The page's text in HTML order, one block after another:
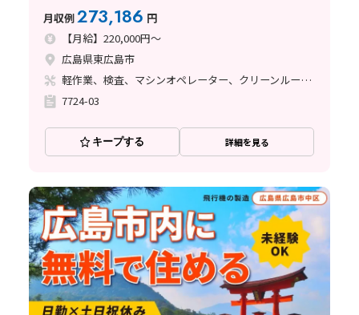
月収例273,186 円
【月給】220,000円～
広島県東広島市
軽作業、検査、マシンオペレーター、クリーンルーム、品質管理、座り作業、立ち作業、事務関連
7724-03
キープする 詳細を見る